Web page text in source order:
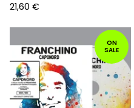
21,60 €
ON
SALE